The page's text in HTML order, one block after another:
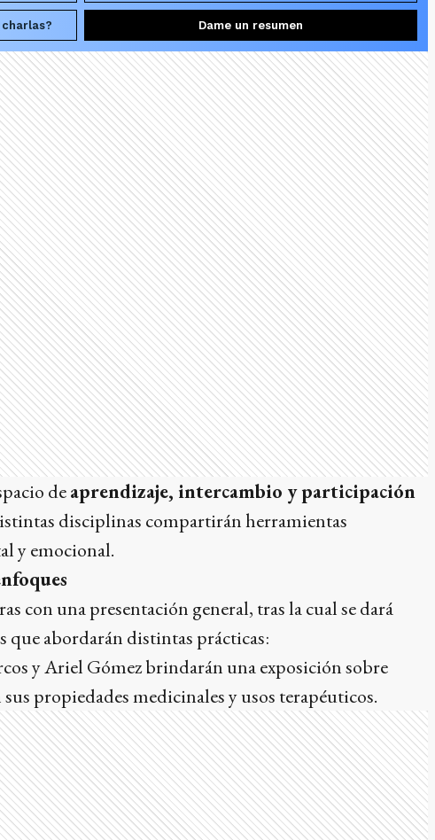
Dame un resumen
deaprendizaje, intercambio y participación
disciplinas compartirán herramientas
y emocional.
con una presentación general, tras la cual se dará
que abordarán distintas prácticas:
y Ariel Gómez brindarán una exposición sobre
sus propiedades medicinales y usos terapéuticos.